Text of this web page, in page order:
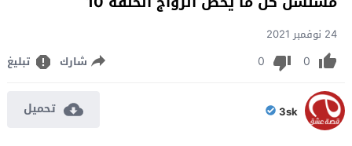
24 نوفمبر 2021
0
0 شارك تبليغ
3sk تحميل